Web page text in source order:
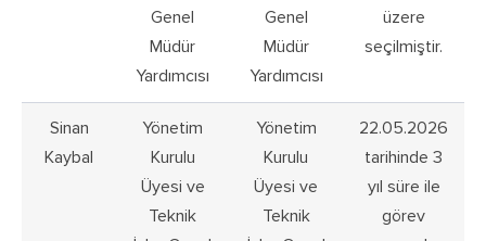
Genel
Müdür
Yardımcısı
Genel
Müdür
Yardımcısı
üzere
seçilmiştir.
Sinan
Kaybal
Yönetim
Kurulu
Üyesi ve
Teknik
Yönetim
Kurulu
Üyesi ve
Teknik
22.05.2026
tarihinde 3
yıl süre ile
görev